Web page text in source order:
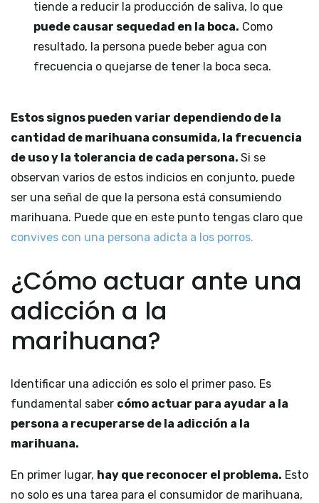
tiende a reducir la producción de saliva, lo que
puede causar sequedad en la boca. Como
resultado, la persona puede beber agua con
frecuencia o quejarse de tener la boca seca.
Estos signos pueden variar dependiendo de la
cantidad de marihuana consumida, la frecuencia
de uso y la tolerancia de cada persona. Si se
observan varios de estos indicios en conjunto, puede
ser una señal de que la persona está consumiendo
marihuana. Puede que en este punto tengas claro que
convives con una persona adicta a los porros.
¿Cómo actuar ante una
adicción a la
marihuana?
Identificar una adicción es solo el primer paso. Es
fundamental saber cómo actuar para ayudar a la
persona a recuperarse de la adicción a la
marihuana.
En primer lugar, hay que reconocer el problema. Esto
no solo es una tarea para el consumidor de marihuana,